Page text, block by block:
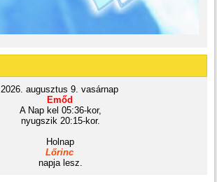
2026. augusztus 9. vasárnap
Emőd
A Nap kel 05:36-kor,
nyugszik 20:15-kor.
Holnap
Lőrinc
napja lesz.